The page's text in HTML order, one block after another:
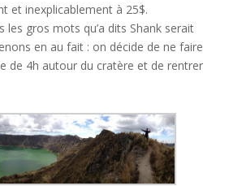
et inexplicablement à 25$.
les gros mots qu’a dits Shank serait
en au fait : on décide de ne faire
de 4h autour du cratère et de rentrer